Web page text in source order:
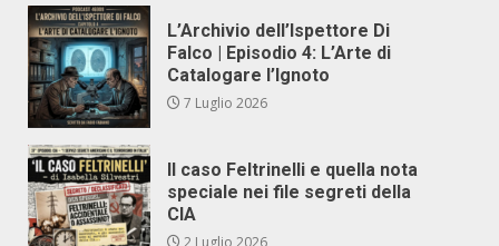
L’Archivio dell’Ispettore Di
Falco | Episodio 4: L’Arte di
Catalogare l’Ignoto
7 Luglio 2026
Il caso Feltrinelli e quella nota
speciale nei file segreti della
CIA
2 Luglio 2026